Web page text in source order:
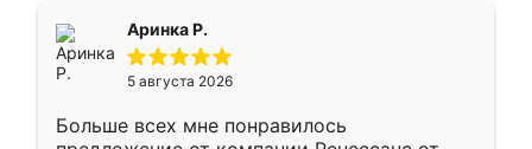
Аринка Р.
5 августа 2026
Больше всех мне понравилось